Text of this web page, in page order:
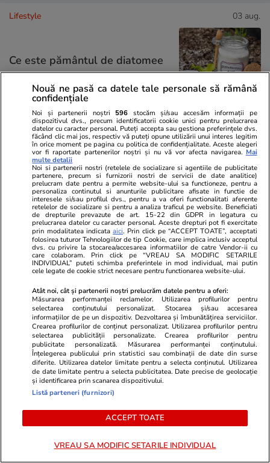
Lifestyle 03 aug.
Ce este pământul de diatomee
și cum se utilizează
Știri România 19:55
ROMATSA poate primi
finanțare de la stat prin Exim
Banca Românească. Legea a
fost promulgată
Știri România 19:23
Scufundarea celor patru barje în
Dunăre pentru creșterea
debitului apei spre Centrala de
la Cernavodă, amânată pentru
Exclusiv
Știri România
Iarina Taban, fondatoarea
Ajungem Mari, cel mai
important program educațional
dedicat copiilor instituționalizați
Nouă ne pasă ca datele tale personale să rămână
confidențiale
Noi și partenerii noștri 596 stocăm și/sau accesăm informații pe
dispozitivul dvs., precum identificatorii cookie unici pentru prelucrarea
datelor cu caracter personal. Puteți accepta sau gestiona preferințele dvs.
făcând clic mai jos, respectiv vă puteți opune utilizării unui interes legitim
în orice moment pe pagina cu politica de confidențialitate. Aceste alegeri
vor fi raportate partenerilor noștri și nu vă vor afecta navigarea. Mai
multe detalii
Noi si partenerii nostri (retelele de socializare si agentiile de publicitate
partenere, precum si furnizorii nostri de servicii de date analitice)
prelucram date pentru a permite website-ului sa functioneze, pentru a
personaliza continutul si anunturile publicitare afisate in functie de
interesele si/sau profilul dvs., pentru a va oferi functionalitati aferente
retelelor de socializare si pentru a analiza traficul pe website. Beneficiati
de drepturile prevazute de art. 15-22 din GDPR in legatura cu
prelucrarea datelor cu caracter personal. Aceste drepturi pot fi exercitate
prin modalitatea indicataaici. Prin click pe “ACCEPT TOATE”, acceptati
folosirea tuturor Tehnologiilor de tip Cookie, care implica inclusiv acceptul
dvs. cu privire la stocarea/accesarea informatiilor de catre Vendor-ii cu
care colaboram. Prin click pe “VREAU SA MODIFIC SETARILE
INDIVIDUAL” puteti schimba preferintele in mod individual, mai putin
cele legate de cookie strict necesare pentru functionarea website-ului.
Atât noi, cât și partenerii noștri prelucrăm datele pentru a oferi:
Măsurarea performanței reclamelor. Utilizarea profilurilor pentru
selectarea conținutului personalizat. Stocarea și/sau accesarea
informațiilor de pe un dispozitiv. Dezvoltarea și îmbunătățirea serviciilor.
Crearea profilurilor de conținut personalizat. Utilizarea profilurilor pentru
selectarea publicității personalizate. Crearea profilurilor pentru
publicitate personalizată. Măsurarea performanței conținutului.
Înțelegerea publicului prin statistici sau combinații de date din surse
diferite. Utilizarea datelor limitate pentru a selecta conținutul. Utilizarea
de date limitate pentru a selecta publicitatea. Date precise de geolocație
și identificarea prin scanarea dispozitivului.
Listă parteneri (furnizori)
ACCEPT TOATE
VREAU SA MODIFIC SETARILE INDIVIDUAL